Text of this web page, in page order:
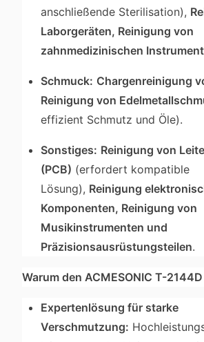
anschließende Sterilisation),
Laborgeräten, Reinigung von
zahnmedizinischen
Schmuck: Chargenreinigung
Reinigung von
effizient Schmutz und Öle).
Sonstiges: Reinigung von
(PCB) (erfordert kompatible
Lösung), Reinigung
Komponenten, Reinigung von
Musikinstrumenten und
Präzisionsausrüstungsteilen.
Warum den ACMESONIC T-
Expertenlösung für starke
Verschmutzung: